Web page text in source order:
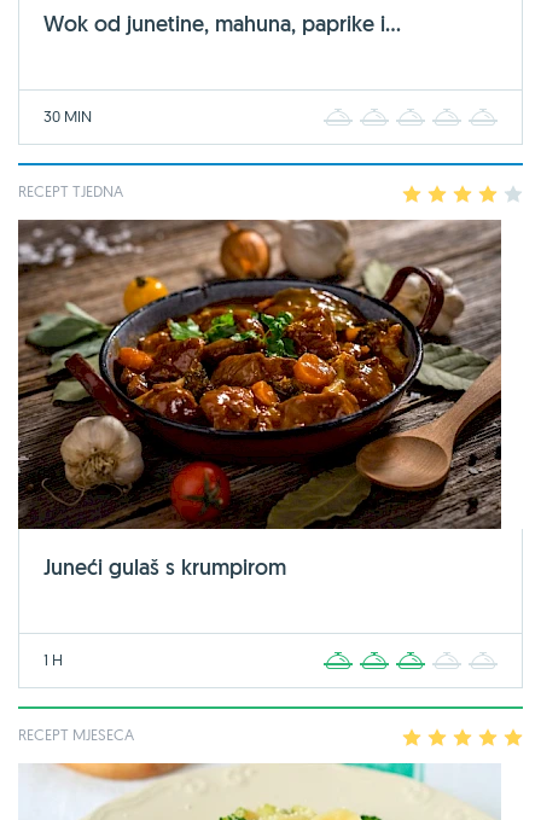
Wok od junetine, mahuna, paprike i...
30 MIN 2 3 4
RECEPT TJEDNA 2 3 4
Juneći gulaš s krumpirom
1 H 2 3 4
RECEPT MJESECA 2 3 4